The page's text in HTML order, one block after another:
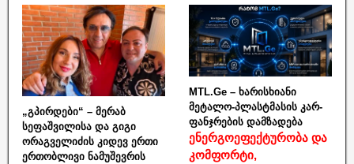
„გპირდები“ – მერაბ
სეფაშვილისა და გიგი
ორაგველიძის კიდევ ერთი
ერთობლივი ნამუშევრის
MTL.Ge – ხარისხიანი
მეტალო-პლასტმასის კარ-
ფანჯრების დამზადება
ენერგოეფექტურობა და
კომფორტი,